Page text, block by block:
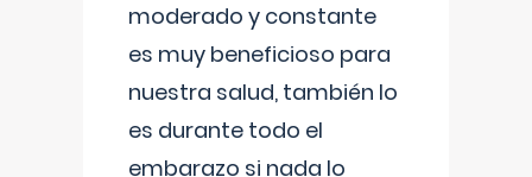
moderado y constante
es muy beneficioso para
nuestra salud, también lo
es durante todo el
embarazo si nada lo